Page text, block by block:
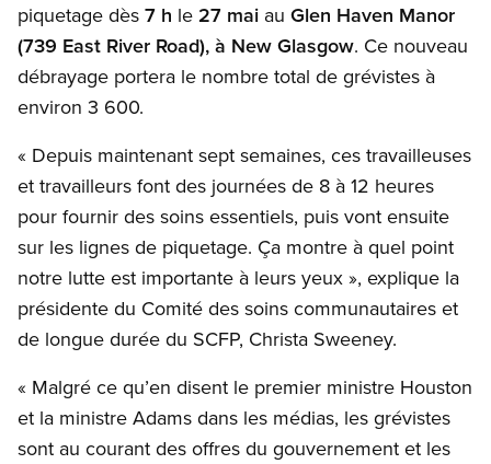
piquetage dès 7 h le 27 mai au Glen Haven Manor
(739 East River Road), à New Glasgow. Ce nouveau
débrayage portera le nombre total de grévistes à
environ 3 600.
« Depuis maintenant sept semaines, ces travailleuses
et travailleurs font des journées de 8 à 12 heures
pour fournir des soins essentiels, puis vont ensuite
sur les lignes de piquetage. Ça montre à quel point
notre lutte est importante à leurs yeux », explique la
présidente du Comité des soins communautaires et
de longue durée du SCFP, Christa Sweeney.
« Malgré ce qu’en disent le premier ministre Houston
et la ministre Adams dans les médias, les grévistes
sont au courant des offres du gouvernement et les